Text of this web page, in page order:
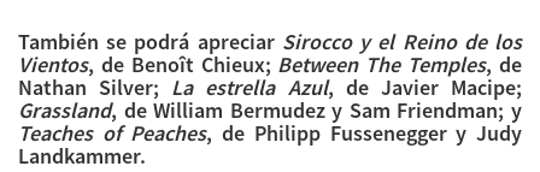
También se podrá apreciar Sirocco y el Reino de los
Vientos, de Benoît Chieux; Between The Temples, de
Nathan Silver; La estrella Azul, de Javier Macipe;
Grassland, de William Bermudez y Sam Friendman; y
Teaches of Peaches, de Philipp Fussenegger y Judy
Landkammer.